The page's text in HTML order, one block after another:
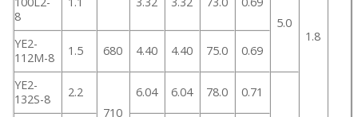
1.8
8
5.0
YE2-
112M-8
1.5 680 4.40 4.40 75.0 0.69
YE2-
132S-8
2.2
710
6.04 6.04 78.0 0.71